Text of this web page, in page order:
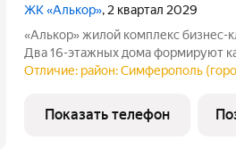
ЖК «Алькор», 2 квартал 2029
«Алькор» жилой комплекс бизнес-класса в центре Симферополя.
Два 16-этажных дома формируют
скрытое от городского шума, но
приватность и редкое
Отличие: район: Симферополь
Показать телефон